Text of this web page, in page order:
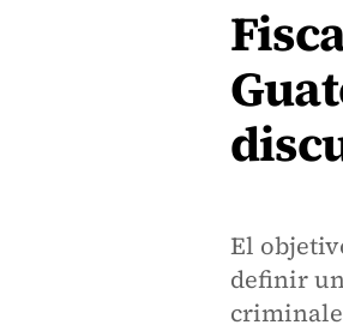
El
definir